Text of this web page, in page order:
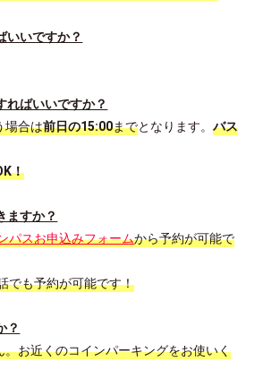
いいですか？
ればいいですか？
場合は前日の15:00までとなります。バス
！
ますか？
パスお申込みフォームから予約が可能で
でも予約が可能です！
？
。お近くのコインパーキングをお使いく